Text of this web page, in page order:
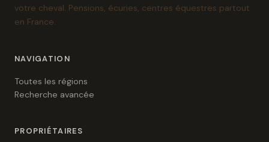
votre cheval. Pensions, écuries, centres équestres partout
en France.
NAVIGATION
Toutes les régions
Recherche avancée
PROPRIÉTAIRES